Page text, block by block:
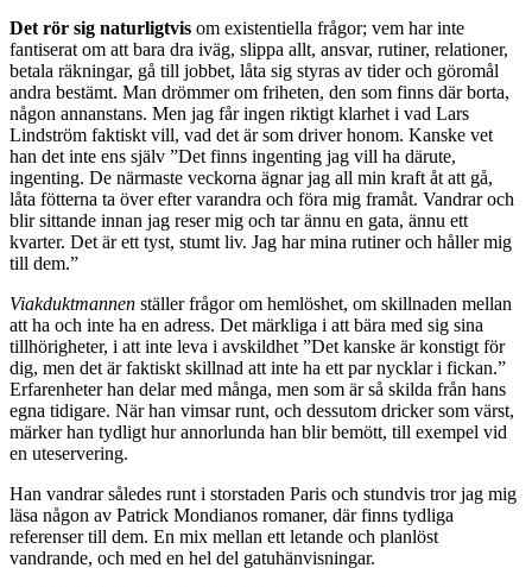
Det rör sig naturligtvis om existentiella frågor; vem har inte
fantiserat om att bara dra iväg, slippa allt, ansvar, rutiner, relationer,
betala räkningar, gå till jobbet, låta sig styras av tider och göromål
andra bestämt. Man drömmer om friheten, den som finns där borta,
någon annanstans. Men jag får ingen riktigt klarhet i vad Lars
Lindström faktiskt vill, vad det är som driver honom. Kanske vet
han det inte ens själv ”Det finns ingenting jag vill ha därute,
ingenting. De närmaste veckorna ägnar jag all min kraft åt att gå,
låta fötterna ta över efter varandra och föra mig framåt. Vandrar och
blir sittande innan jag reser mig och tar ännu en gata, ännu ett
kvarter. Det är ett tyst, stumt liv. Jag har mina rutiner och håller mig
till dem.”
Viakduktmannen ställer frågor om hemlöshet, om skillnaden mellan
att ha och inte ha en adress. Det märkliga i att bära med sig sina
tillhörigheter, i att inte leva i avskildhet ”Det kanske är konstigt för
dig, men det är faktiskt skillnad att inte ha ett par nycklar i fickan.”
Erfarenheter han delar med många, men som är så skilda från hans
egna tidigare. När han vimsar runt, och dessutom dricker som värst,
märker han tydligt hur annorlunda han blir bemött, till exempel vid
en uteservering.
Han vandrar således runt i storstaden Paris och stundvis tror jag mig
läsa någon av Patrick Mondianos romaner, där finns tydliga
referenser till dem. En mix mellan ett letande och planlöst
vandrande, och med en hel del gatuhänvisningar.